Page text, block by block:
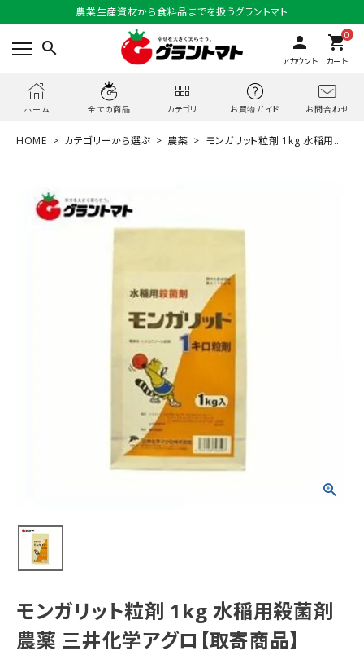
農業生産資材から食料品までを扱うグラントマト
search person
アカウント
0
shopping_cart
カート
ホーム 全ての商品 カテゴリ お買物ガイド お問合わせ
HOME カテゴリーから選ぶ 農薬
モンガリット粒剤 1kg 水稲用殺
モンガリット粒剤 1kg 水稲用殺菌剤
農薬 三井化学アグロ【取寄商品】